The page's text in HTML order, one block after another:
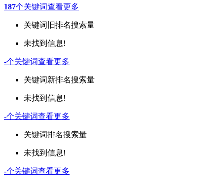
187个关键词查看更多
关键词 旧排名搜索量
未找到信息!
-个关键词查看更多
关键词新排名搜索量
未找到信息!
-个关键词查看更多
关键词排名搜索量
未找到信息!
-个关键词查看更多